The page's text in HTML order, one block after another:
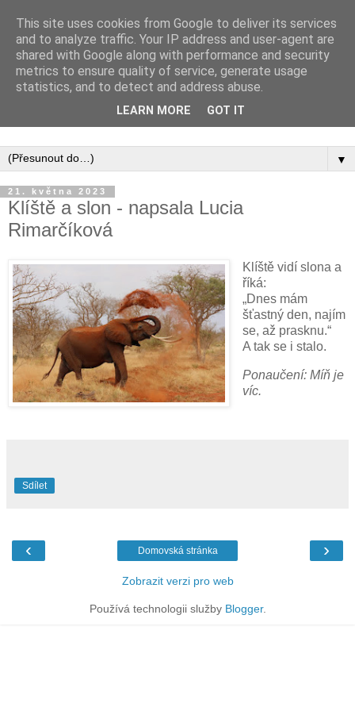
Inspirujte se tím, co píší posluchači kurzů a co se na nich
▼
21. května 2023
Klíště a slon - napsala Lucia
Rimarčíková
Klíště vidí slona a
říká:
„Dnes mám
šťastný den, najím
se, až prasknu.“
A tak se i stalo.
Ponaučení: Míň je
víc.
Sdílet
‹ ›
Domovská stránka
Zobrazit verzi pro web
Používá technologii služby Blogger.
This site uses cookies from Google to deliver its services
and to analyze traffic. Your IP address and user-agent are
shared with Google along with performance and security
metrics to ensure quality of service, generate usage
statistics, and to detect and address abuse.
LEARN MORE GOT IT